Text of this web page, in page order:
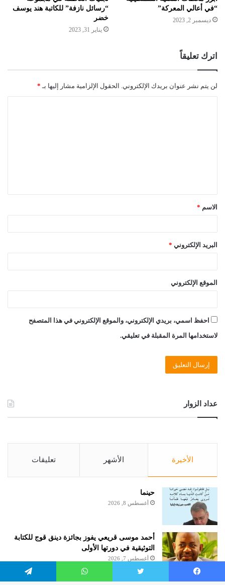
“في أعالي المعركة”
ديسمبر 2, 2023
“رسائل نازفة” للكاتبة هند يوسف
خضر
يناير 31, 2023
اترك تعليقاً
لن يتم نشر عنوان بريدك الإلكتروني. الحقول الإلزامية مشار إليها بـ *
ق
*الاسم *
البريد الإلكتروني *
الموقع الإلكتروني
احفظ اسمي، بريدي الإلكتروني، والموقع الإلكتروني في هذا المتصفح
لاستخدامها المرة المقبلة في تعليقي.
عداد الزوار
الأخيرة الأشهر تعليقات
حينما
أغسطس 8, 2026
أحمد موسى قريعي يفوز بجائزة دينق قوج للكتابة
التوثيقية في دورتها الأولى
أغسطس 7, 2026
السؤال الطّعين فيسبوك تويتر واتساب تيلقرام